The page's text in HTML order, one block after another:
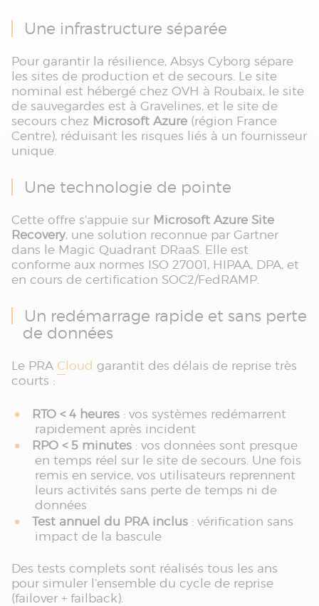
Une infrastructure séparée
Pour garantir la résilience, Absys Cyborg sépare
les sites de production et de secours. Le site
nominal est hébergé chez OVH à Roubaix, le site
de sauvegardes est à Gravelines, et le site de
secours chez Microsoft Azure (région France
Centre), réduisant les risques liés à un fournisseur
unique.
Une technologie de pointe
Cette offre s’appuie sur Microsoft Azure Site
Recovery, une solution reconnue par Gartner
dans le Magic Quadrant DRaaS. Elle est
conforme aux normes ISO 27001, HIPAA, DPA, et
en cours de certification SOC2/FedRAMP.
Un redémarrage rapide et sans perte
de données
Le PRA Cloud garantit des délais de reprise très
courts :
RTO < 4 heures : vos systèmes redémarrent
rapidement après incident
RPO < 5 minutes : vos données sont presque
en temps réel sur le site de secours. Une fois
remis en service, vos utilisateurs reprennent
leurs activités sans perte de temps ni de
données
Test annuel du PRA inclus : vérification sans
impact de la bascule
Des tests complets sont réalisés tous les ans
pour simuler l’ensemble du cycle de reprise
(failover + failback).